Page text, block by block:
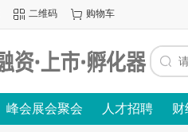
二维码 购物车
峰会展会聚会 人才招聘 财